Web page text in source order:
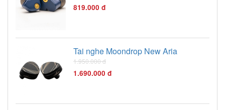
819.000 đ
Tai nghe Moondrop New Aria
1.950.000 đ
1.690.000 đ